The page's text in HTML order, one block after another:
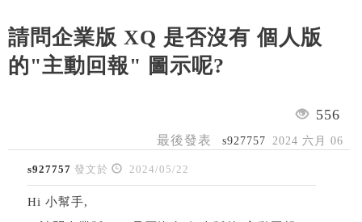
請問企業版 XQ 是否沒有 個人版
的"主動回報" 圖示呢?
556
最後發表 s927757 2024 六月 06
s927757 發文於 2024/05/22
Hi 小幫手,